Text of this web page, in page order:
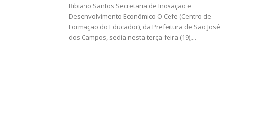
Bibiano Santos Secretaria de Inovação e
Desenvolvimento Econômico O Cefe (Centro de
Formação do Educador), da Prefeitura de São José
dos Campos, sedia nesta terça-feira (19),...